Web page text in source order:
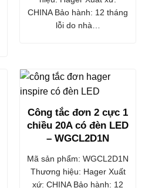
CHINA Bảo hành: 12 tháng
lỗi do nhà…
Công tắc đơn 2 cực 1
chiều 20A có đèn LED
– WGCL2D1N
Mã sản phẩm: WGCL2D1N
Thương hiệu: Hager Xuất
xứ: CHINA Bảo hành: 12